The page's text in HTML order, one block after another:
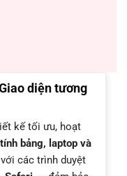
diện tương
kế tối ưu, hoạt
bảng, laptop và
các trình duyệt